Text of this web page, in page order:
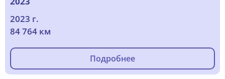
2023 г.
84 764 км
Подробнее